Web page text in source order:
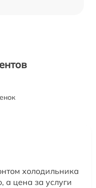
холодильника
а цена за услуги